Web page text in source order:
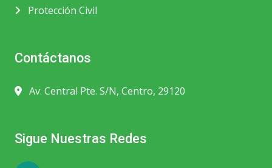
Protección Civil
Contáctanos
Av. Central Pte. S/N, Centro, 29120
Sigue Nuestras Redes